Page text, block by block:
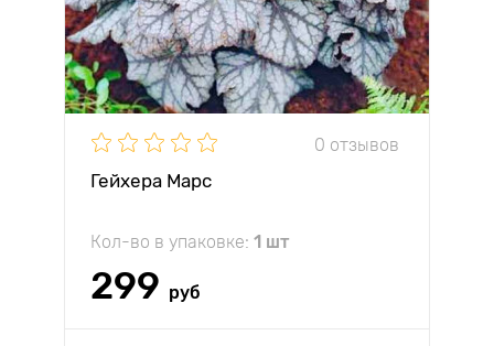
0 отзывов
Гейхера Марс
Кол-во в упаковке: 1 шт
299 руб